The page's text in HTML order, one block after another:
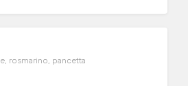
rosmarino, pancetta